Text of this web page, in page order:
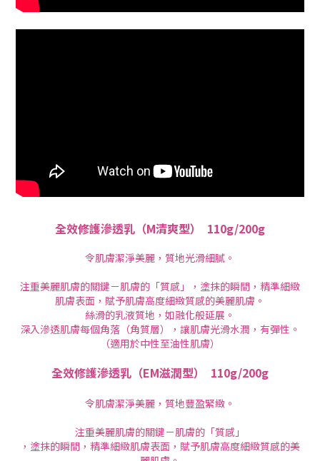
全效修護滲透乳（M清爽型） 110g/200g
令肌膚潔淨美麗，質地光滑細膩。
注重美麗肌膚的關鍵－肌膚的「質感」，塗抹的瞬間，精準細緻
肌膚表面，賦予肌膚高度細緻質感的美麗肌膚。
絲滑的乳液質地，如融化般延展。
深入滲透肌膚每個角落（角質層），讓肌膚光滑水潤，有彈性。
（適用於中性至油性肌膚）
全效修護滲透乳（EM滋潤型） 110g/200g
令肌膚潔淨美麗，質地豐盈緊緻。
注重美麗肌膚的關鍵－肌膚的「質感」
，塗抹的瞬間，精準細緻肌膚表面，賦予肌膚高度細緻質感的美